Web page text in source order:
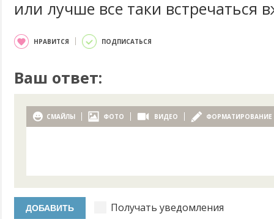
или лучше все таки встречаться
НРАВИТСЯ ПОДПИСАТЬСЯ
Ваш ответ:
СМАЙЛЫ ФОТО ВИДЕО ФОРМАТИРОВАНИЕ
Получать уведомления